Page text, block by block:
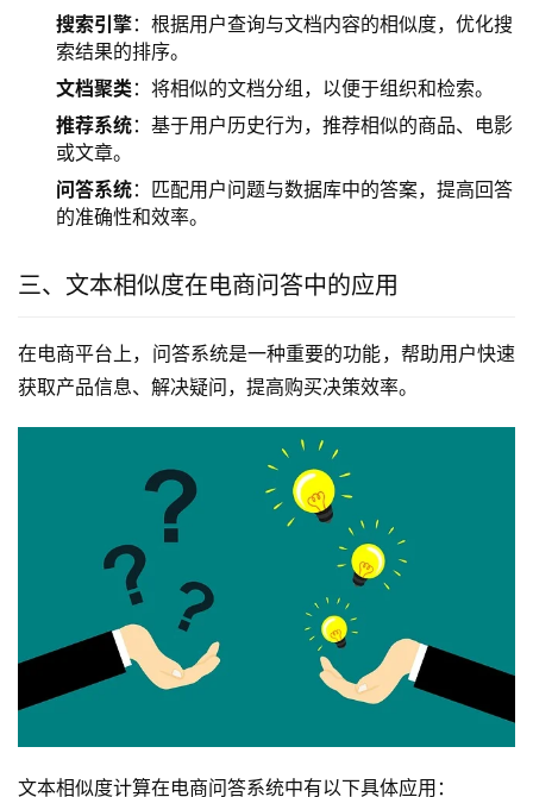
搜索引擎：根据用户查询与文档内容的相似度，优化搜
索结果的排序。
文档聚类：将相似的文档分组，以便于组织和检索。
推荐系统：基于用户历史行为，推荐相似的商品、电影
或文章。
问答系统：匹配用户问题与数据库中的答案，提高回答
的准确性和效率。
三、文本相似度在电商问答中的应用
在电商平台上，问答系统是一种重要的功能，帮助用户快速
获取产品信息、解决疑问，提高购买决策效率。
文本相似度计算在电商问答系统中有以下具体应用：